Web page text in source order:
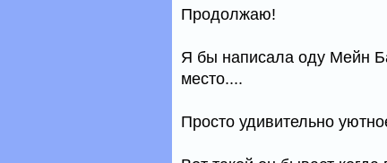
Продолжаю!
Я бы написала оду Мейн
место....
Просто удивительно